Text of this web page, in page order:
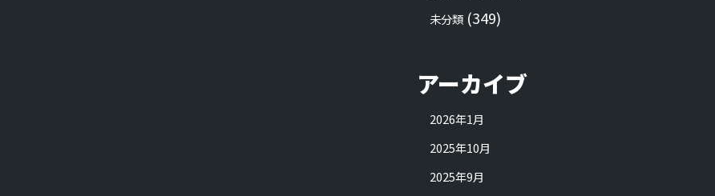
未分類 (349)
アーカイブ
2026年1月
2025年10月
2025年9月